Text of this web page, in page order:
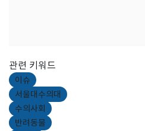
관련 키워드
이슈
서울대수의대
수의사회
반려동물